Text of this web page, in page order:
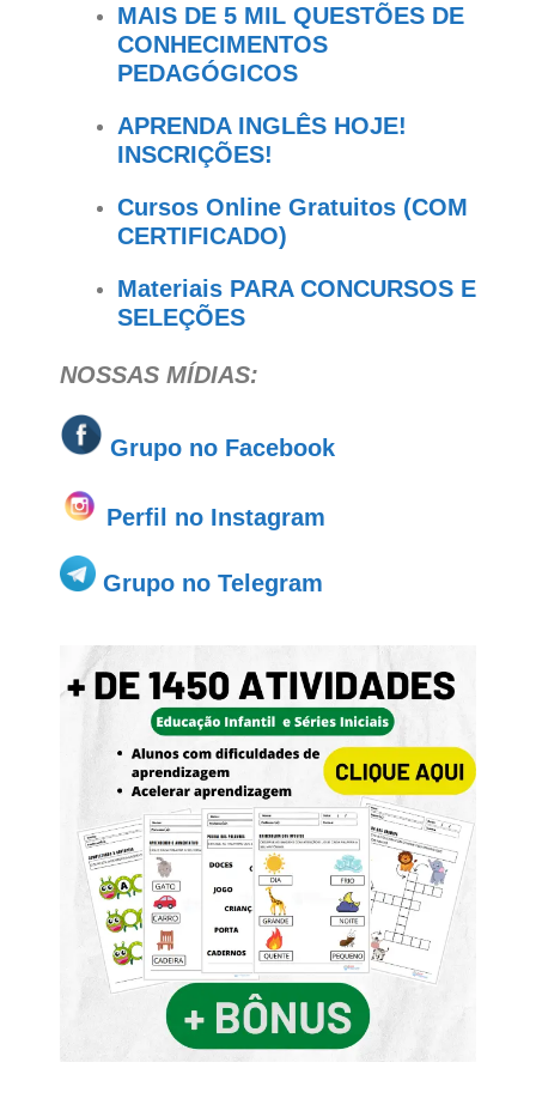
MAIS DE 5 MIL QUESTÕES DE
CONHECIMENTOS
PEDAGÓGICOS
APRENDA INGLÊS HOJE!
INSCRIÇÕES!
Cursos Online Gratuitos (COM
CERTIFICADO)
Materiais PARA CONCURSOS E
SELEÇÕES
NOSSAS MÍDIAS:
Grupo no Facebook
Perfil no Instagram
Grupo no Telegram